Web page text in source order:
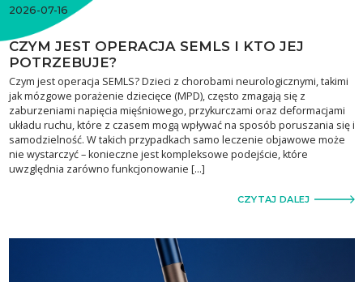
2026-07-16
CZYM JEST OPERACJA SEMLS I KTO JEJ
POTRZEBUJE?
Czym jest operacja SEMLS? Dzieci z chorobami neurologicznymi, takimi
jak mózgowe porażenie dziecięce (MPD), często zmagają się z
zaburzeniami napięcia mięśniowego, przykurczami oraz deformacjami
układu ruchu, które z czasem mogą wpływać na sposób poruszania się i
samodzielność. W takich przypadkach samo leczenie objawowe może
nie wystarczyć – konieczne jest kompleksowe podejście, które
uwzględnia zarówno funkcjonowanie […]
CZYTAJ DALEJ